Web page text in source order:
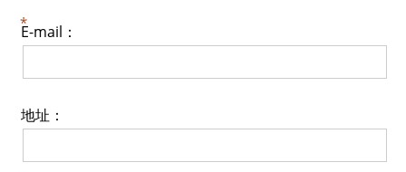
E-mail：
地址：